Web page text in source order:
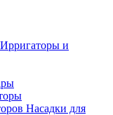
Ирригаторы и
Насадки для